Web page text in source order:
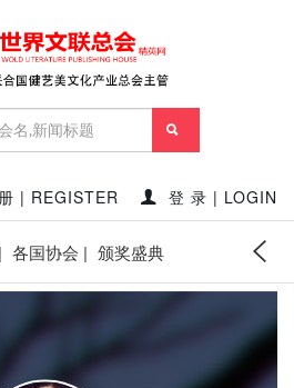
| REGISTER 登 录 | LOGIN
各国协会 | 颁奖盛典